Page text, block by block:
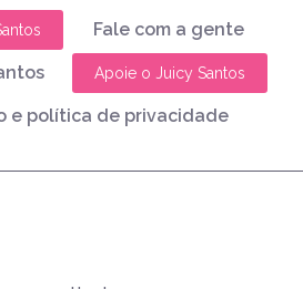
Fale com a gente
Apoie o Juicy Santos
e política de privacidade